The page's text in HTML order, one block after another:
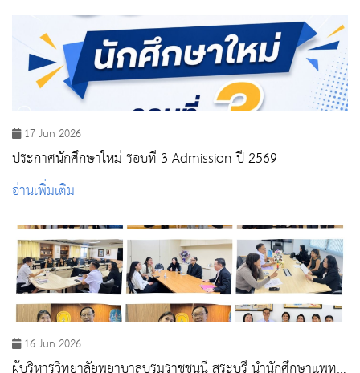
17 Jun 2026
ประกาศนักศึกษาใหม่ รอบที่ 3 Admission ปี 2569
อ่านเพิ่มเติม
16 Jun 2026